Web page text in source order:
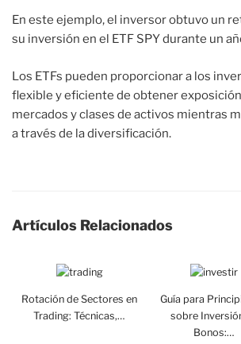
En este ejemplo, el inversor obtuvo un
su inversión en el ETF SPY durante un
Los ETFs pueden proporcionar a los
flexible y eficiente de obtener
mercados y clases de activos mientras
a través de la diversificación.
Artículos Relacionados
Rotación de Sectores en
Trading: Técnicas,…
Guía para
sobre
Bonos:…